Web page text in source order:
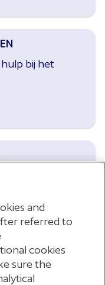
bij het
and
referred to
cookies
sure the